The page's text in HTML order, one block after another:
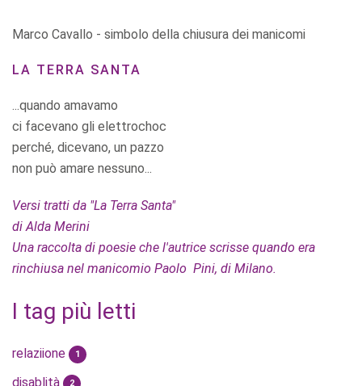
Marco Cavallo - simbolo della chiusura dei manicomi
LA TERRA SANTA
...quando amavamo
ci facevano gli elettrochoc
perché, dicevano, un pazzo
non può amare nessuno...
Versi tratti da "La Terra Santa"
di Alda Merini
Una raccolta di poesie che l'autrice scrisse quando era
rinchiusa nel manicomio Paolo Pini, di Milano.
I tag più letti
relaziione 1
disablità 2